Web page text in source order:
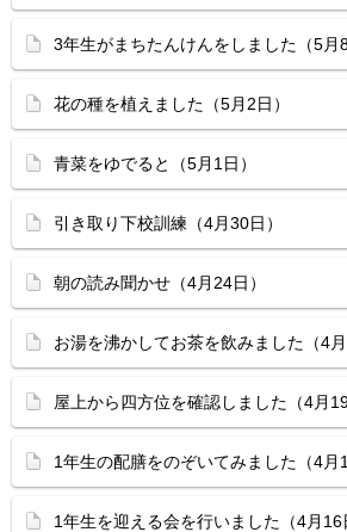
3年生がまちたんけんをしました（5月
花の種を植えました（5月2日）
青菜をゆでると（5月1日）
引き取り下校訓練（4月30日）
朝の読み聞かせ（4月24日）
お湯を沸かしてお茶を飲みました（4月
屋上から四方位を確認しました（4月19
1年生の配膳をのぞいてみました（4月
1年生を迎える会を行いました（4月16